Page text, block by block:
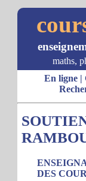
maths,
En ligne|
DES